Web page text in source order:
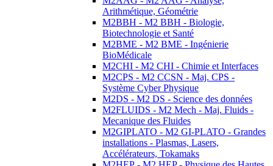
Arithmétique, Géométrie
M2BBH - M2 BBH - Biologie,
Biotechnologie et Santé
M2BME - M2 BME - Ingénierie
BioMédicale
M2CHI - M2 CHI - Chimie et Interfaces
M2CPS - M2 CCSN - Maj. CPS -
Système Cyber Physique
M2DS - M2 DS - Science des données
M2FLUIDS - M2 Mech - Maj. Fluids -
Mecanique des Fluides
M2GIPLATO - M2 GI-PLATO - Grandes
installations - Plasmas, Lasers,
Accélérateurs, Tokamaks